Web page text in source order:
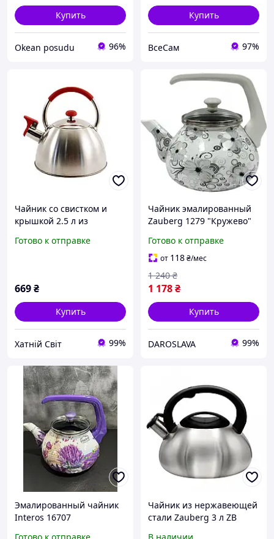
Купить
Okean posudu 96%
Купить
ВсеСам 97%
Чайник со свистком и
крышкой 2.5 л из
Zauberg ZB17/2.5 R
Готово к отправке
669₴
Купить
Хатній Світ 99%
Чайник эмалированный
Zauberg 1279 "Кружево"
Готово к отправке
от 118₴/мес
1 178₴
1 240 ₴
Купить
DAROSLAVA 99%
Эмалированный чайник
Interos 16707
Чайник из нержавеющей
стали Zauberg 3 л ZB